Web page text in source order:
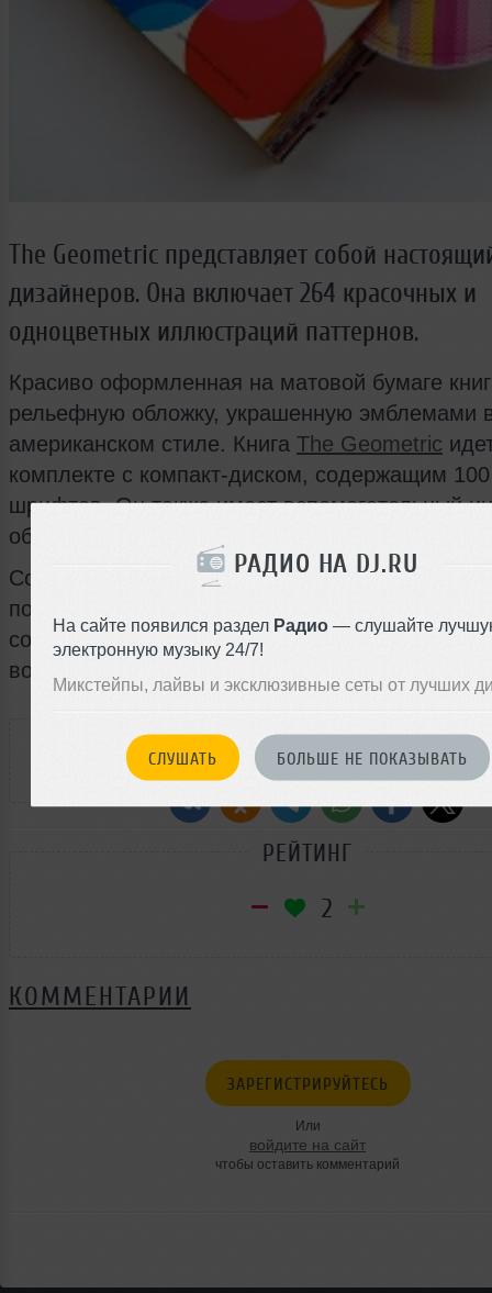
РАДИО НА DJ.RU
На сайте появился раздел Радио — слушайте
электронную музыку 24/7!
Микстейпы, лайвы и эксклюзивные сеты от лучших
СЛУШАТЬ БОЛЬШЕ НЕ ПОКАЗЫВАТЬ
The Geometric представляет собой
дизайнеров. Она включает 264 красочных и
одноцветных иллюстраций паттернов.
Красиво оформленная на матовой бумаге
рельефную обложку, украшенную эмблемами
американском стиле. Книга The Geometric
комплекте с компакт-диском, содержащим
шрифтов. Он также имеет вспомогательный
обучающие программы.
Создатели такой бесценной коллекции
поможет дизайнерам черпать вдохновение от
собственных возможностей, в которые теперь
возможность создания собственных шрифтов.
РЕЙТИНГ
2
КОММЕНТАРИИ
ЗАРЕГИСТРИРУЙТЕСЬ
Или
войдите на сайт
чтобы оставить комментарий